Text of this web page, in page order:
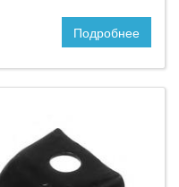
Подробнее